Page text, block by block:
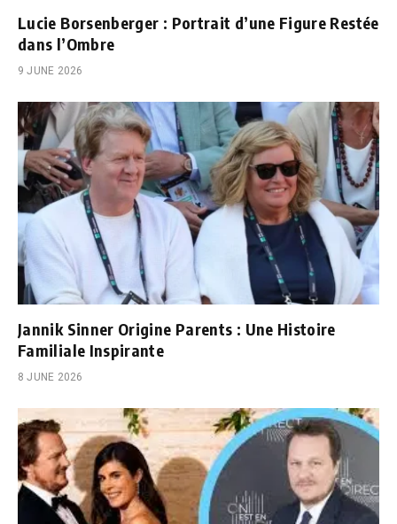
Lucie Borsenberger : Portrait d’une Figure Restée
dans l’Ombre
9 JUNE 2026
Jannik Sinner Origine Parents : Une Histoire
Familiale Inspirante
8 JUNE 2026